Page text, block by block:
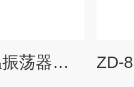
THZ-82气浴恒温振荡器、摇床